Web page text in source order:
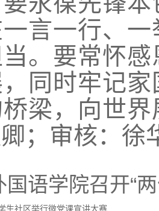
言一行、
。要常怀
同时牢记
梁，向世
；审核：徐
国语学院召开“
生社区举行微党课宣讲大赛